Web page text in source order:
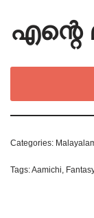
എന്റെ
Categories:
Tags:Aamichi Fantasy